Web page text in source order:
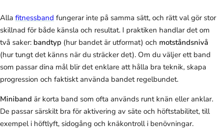
Alla fitnessband fungerar inte på samma sätt, och rätt val gör stor
skillnad för både känsla och resultat. I praktiken handlar det om
två saker: bandtyp (hur bandet är utformat) och motståndsnivå
(hur tungt det känns när du sträcker det). Om du väljer ett band
som passar dina mål blir det enklare att hålla bra teknik, skapa
progression och faktiskt använda bandet regelbundet.
Miniband är korta band som ofta används runt knän eller anklar.
De passar särskilt bra för aktivering av säte och höftstabilitet, till
exempel i höftlyft, sidogång och knäkontroll i benövningar.